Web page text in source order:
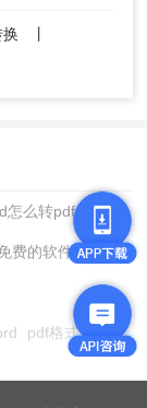
怎么转pdf
费的软件
pdf格式转换